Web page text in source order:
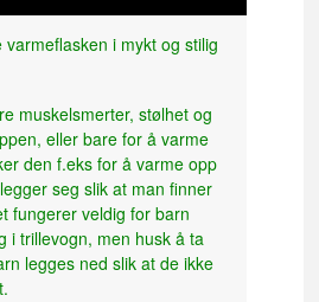
varmeflasken i mykt og stilig
muskelsmerter, stølhet og
eller bare for å varme
den f.eks for å varme opp
seg slik at man finner
fungerer veldig for barn
i trillevogn, men husk å ta
legges ned slik at de ikke